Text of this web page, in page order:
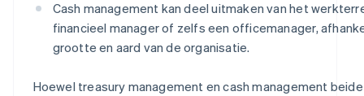
Cash management kan deel uitmaken van het
financieel manager of zelfs een officemanager,
grootte en aard van de organisatie.
Hoewel treasury management en cash management